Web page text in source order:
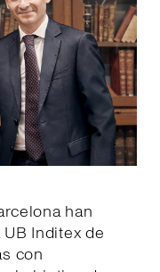
han
Inditex de
con